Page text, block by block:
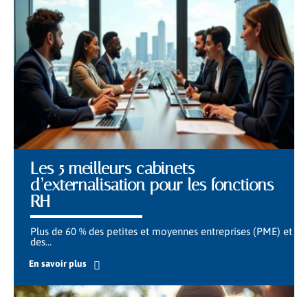
Les 5 meilleurs cabinets
d’externalisation pour les fonctions
RH
Plus de 60 % des petites et moyennes entreprises (PME) et
des…
En savoir plus